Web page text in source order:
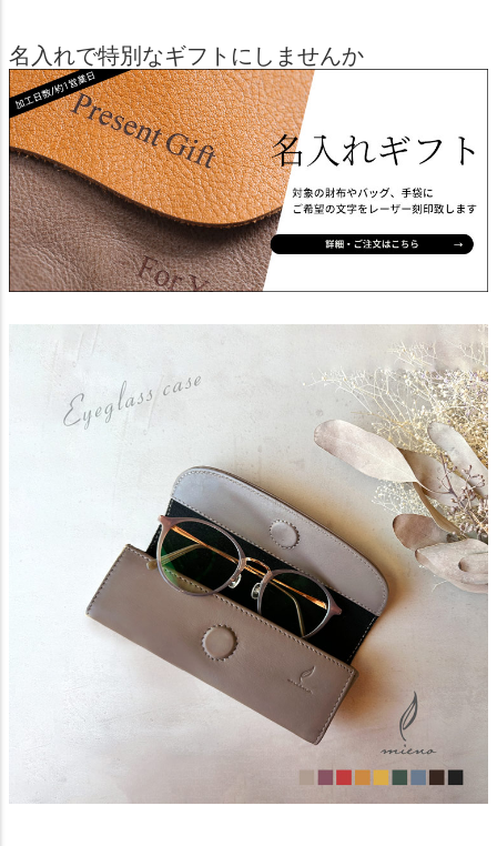
名入れで特別なギフトにしませんか